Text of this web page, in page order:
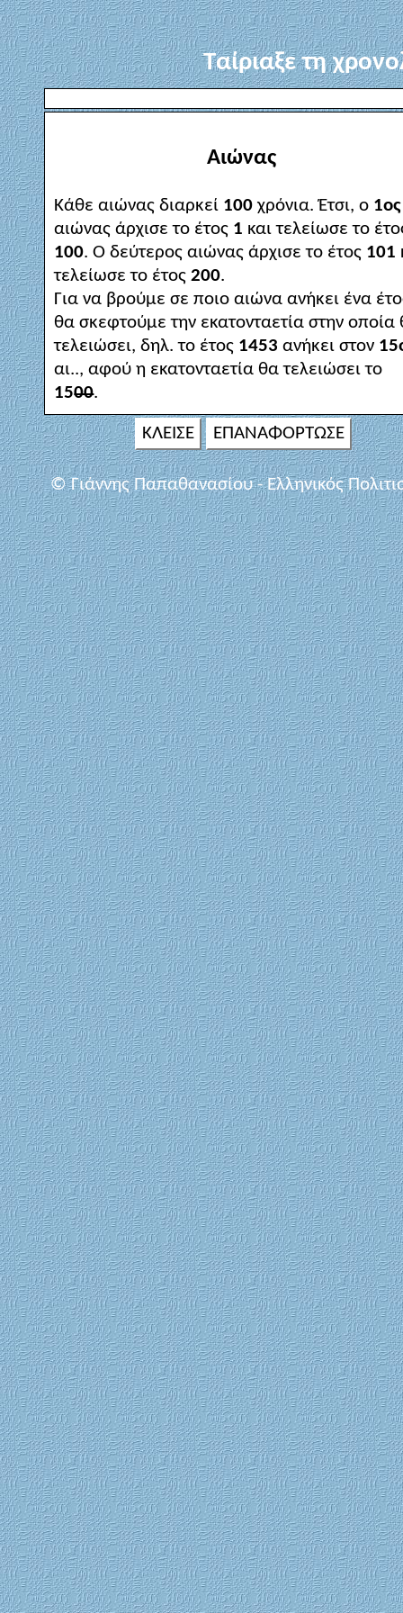
Ταίριαξε τη
Αιώνας
Κάθε αιώνας διαρκεί 100 χρόνια. Έτσι, ο 1ος
αιώνας άρχισε το έτος 1 και τελείωσε το
100. Ο δεύτερος αιώνας άρχισε το έτος 101
τελείωσε το έτος200.
Για να βρούμε σε ποιο αιώνα ανήκει ένα
θα σκεφτούμε την εκατονταετία στην οποία
τελειώσει, δηλ. το έτος 1453 ανήκει στον
αι.., αφού η εκατονταετία θα τελειώσει το
1500.
ΚΛΕΙΣΕ ΕΠΑΝΑΦΟΡΤΩΣΕ
© Γιάννης Παπαθανασίου - Ελληνικός